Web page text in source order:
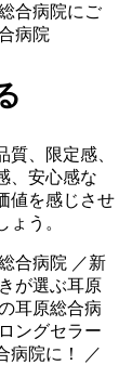
合病院にご
病院
質、限定感、
、安心感な
値を感じさせ
ょう。
合病院 ／新
が選ぶ耳原
耳原総合病
ングセラー
病院に！ ／